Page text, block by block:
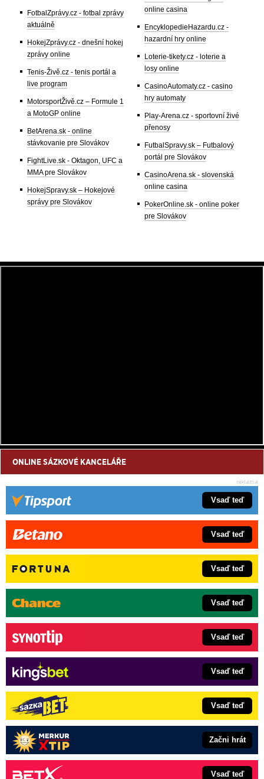
FotbalZprávy.cz - fotbal zprávy
aktuálně
HokejZprávy.cz - dnešní hokej
zprávy online
Tenis-Živě.cz - tenis portál a
live program
MotorsportŽivě.cz – Formule 1
a MotoGP online
BetArena.sk - online
stávkovanie pre Slovákov
FightLive.sk - Oktagon, UFC a
MMA pre Slovákov
HokejSpravy.sk – Hokejové
správy pre Slovákov
online casina
EncyklopedieHazardu.cz -
hazardní hry online
Loterie-tikety.cz - loterie a
losy online
CasinoAutomaty.cz - casino
hry automaty
Play-Arena.cz - sportovní živé
přenosy
FutbalSpravy.sk – Futbalový
portál pre Slovákov
CasinoArena.sk - slovenská
online casina
PokerOnline.sk - online poker
pre Slovákov
ONLINE SÁZKOVÉ KANCELÁŘE
Vsaď teď
Vsaď teď
Vsaď teď
Vsaď teď
Vsaď teď
Vsaď teď
Vsaď teď
Začni hrát
Vsaď teď